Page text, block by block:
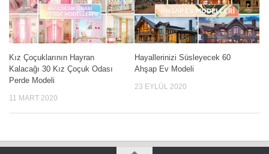
Kız Çoçuklarının Hayran
Kalacağı 30 Kız Çoçuk Odası
Perde Modeli
11 MART 2020
Hayallerinizi Süsleyecek 60
Ahşap Ev Modeli
23 EYLÜL 2020